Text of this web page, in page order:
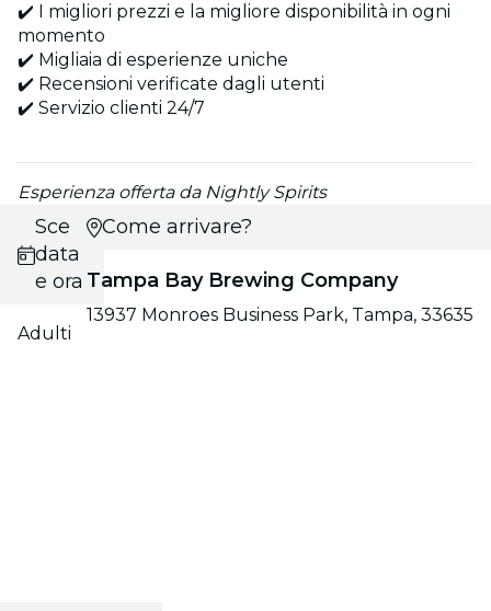
✔️ I migliori prezzi e la migliore disponibilità in ogni
momento
✔️ Migliaia di esperienze uniche
✔️ Recensioni verificate dagli utenti
✔️ Servizio clienti 24/7
Esperienza offerta da Nightly Spirits
Scegli
data
e ora
Adulti
Come arrivare?
Tampa Bay Brewing Company
13937 Monroes Business Park, Tampa, 33635